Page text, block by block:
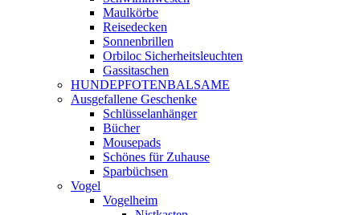
Maulkörbe
Reisedecken
Sonnenbrillen
Orbiloc Sicherheitsleuchten
Gassitaschen
HUNDEPFOTENBALSAME
Ausgefallene Geschenke
Schlüsselanhänger
Bücher
Mousepads
Schönes für Zuhause
Sparbüchsen
Vogel
Vogelheim